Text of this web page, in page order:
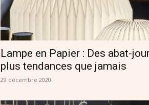
Lampe en Papier : Des abat-
plus tendances que jamais
29 décembre 2020